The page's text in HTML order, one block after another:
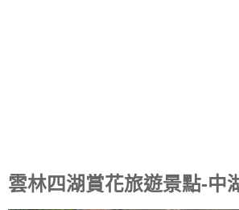
雲林四湖賞花旅遊景點-中